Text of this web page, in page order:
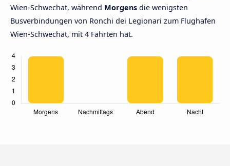
Wien-Schwechat, während Morgens die wenigsten
Busverbindungen von Ronchi dei Legionari zum Flughafen
Wien-Schwechat, mit 4 Fahrten hat.